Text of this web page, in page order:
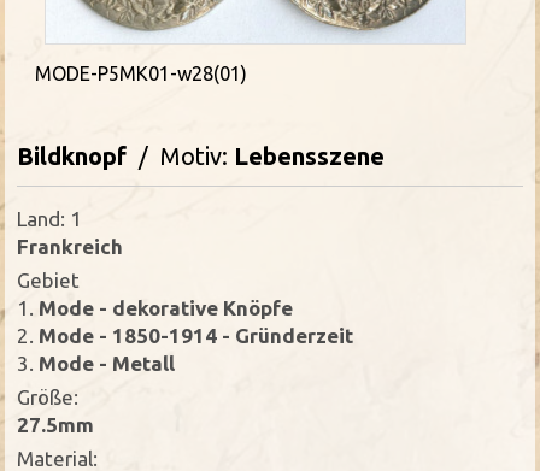
MODE-P5MK01-w28(01)
Bildknopf / Motiv: Lebensszene
Land: 1
Frankreich
Gebiet
1.
Mode - dekorative Knöpfe
2. Mode - 1850-1914 - Gründerzeit
3. Mode - Metall
Größe:
27.5mm
Material: